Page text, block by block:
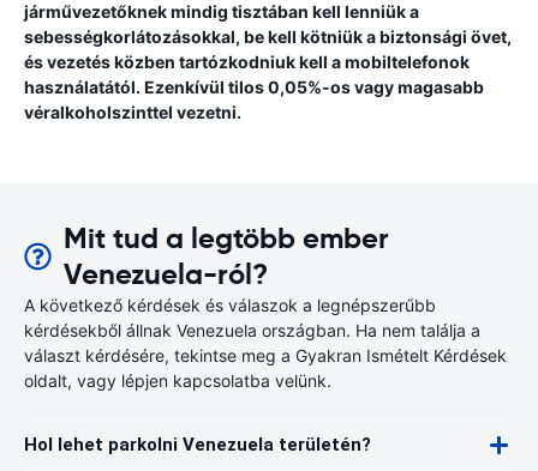
járművezetőknek mindig tisztában kell lenniük a
sebességkorlátozásokkal, be kell kötniük a biztonsági övet,
és vezetés közben tartózkodniuk kell a mobiltelefonok
használatától. Ezenkívül tilos 0,05%-os vagy magasabb
véralkoholszinttel vezetni.
Mit tud a legtöbb ember
Venezuela-ról?
A következő kérdések és válaszok a legnépszerűbb
kérdésekből állnak Venezuela országban. Ha nem találja a
választ kérdésére, tekintse meg a Gyakran Ismételt Kérdések
oldalt, vagy lépjen kapcsolatba velünk.
Hol lehet parkolni Venezuela területén?